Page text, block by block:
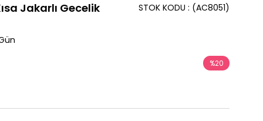
Jakarlı Gecelik (AC8051)
STOK KODU
%20